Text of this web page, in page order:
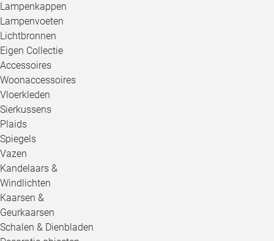
Lampenkappen
Lampenvoeten
Lichtbronnen
Eigen Collectie
Accessoires
Woonaccessoires
Vloerkleden
Sierkussens
Plaids
Spiegels
Vazen
Kandelaars &
Windlichten
Kaarsen &
Geurkaarsen
Schalen & Dienbladen